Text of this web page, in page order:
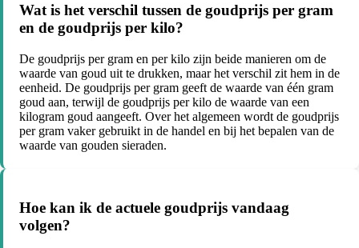
Wat is het verschil tussen de goudprijs per gram
en de goudprijs per kilo?
De goudprijs per gram en per kilo zijn beide manieren om de
waarde van goud uit te drukken, maar het verschil zit hem in de
eenheid. De goudprijs per gram geeft de waarde van één gram
goud aan, terwijl de goudprijs per kilo de waarde van een
kilogram goud aangeeft. Over het algemeen wordt de goudprijs
per gram vaker gebruikt in de handel en bij het bepalen van de
waarde van gouden sieraden.
Hoe kan ik de actuele goudprijs vandaag
volgen?